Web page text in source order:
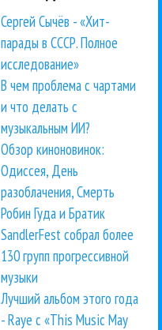
Сергей Сычёв - «Хит-
парады в СССР. Полное
исследование»
В чем проблема с чартами
и что делать с
музыкальным ИИ?
Обзор киноновинок:
Одиссея, День
разоблачения, Смерть
Робин Гуда и Братик
SandlerFest собрал более
130 групп прогрессивной
музыки
Лучший альбом этого года
- Raye с «This Music May